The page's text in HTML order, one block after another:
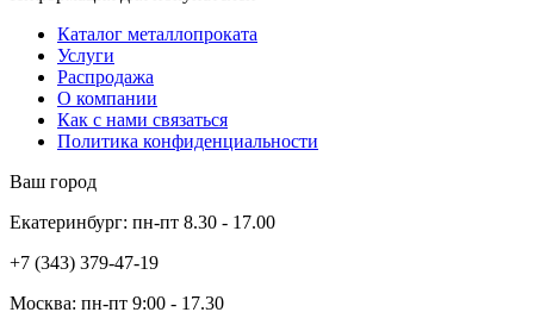
Каталог металлопроката
Услуги
Распродажа
О компании
Как с нами связаться
Политика конфиденциальности
Ваш город
Екатеринбург: пн-пт 8.30 - 17.00
+7 (343) 379-47-19
Москва: пн-пт 9:00 - 17.30